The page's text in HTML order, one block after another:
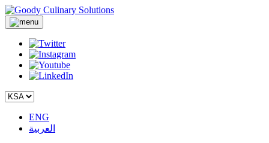
ENG
العربية